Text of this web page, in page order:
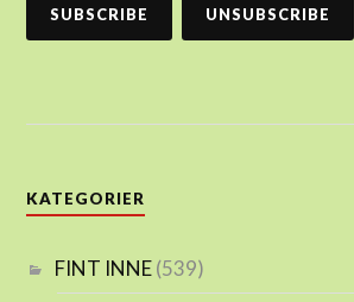
KATEGORIER
FINT INNE(539)